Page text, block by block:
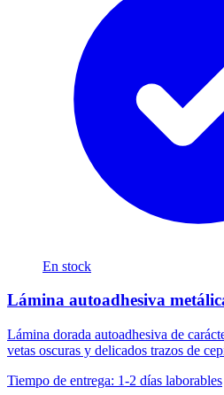
En stock
Lámina autoadhesiva
Lámina dorada autoadhesiva de
vetas oscuras y delicados trazos de
Tiempo de entrega: 1-2 días laborables